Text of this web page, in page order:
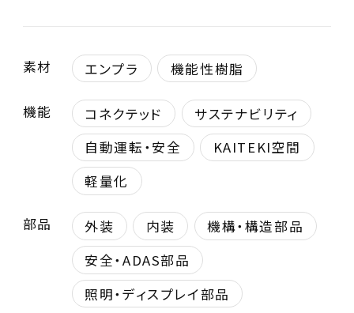
素材 エンプラ 機能性樹脂
機能 コネクテッド
サステナビリティ
自動運転・安全
KAITEKI空間
軽量化
部品 外装 内装
機構・構造部品
安全・ADAS部品
照明・ディスプレイ部品